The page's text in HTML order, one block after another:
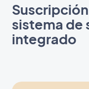
sistema de
integrado